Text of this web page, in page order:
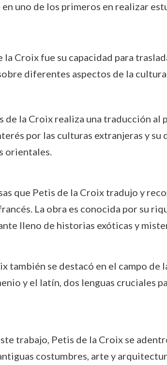
uno de los primeros en realizar
la Croix fue su capacidad para
diferentes aspectos de la
de la Croix realiza una traducción al
por las culturas extranjeras y su
orientales.
que Petis de la Croix tradujo y
La obra es conocida por su
lleno de historias exóticas y
también se destacó en el campo
y el latín, dos lenguas cruciales
trabajo, Petis de la Croix se
costumbres, arte y